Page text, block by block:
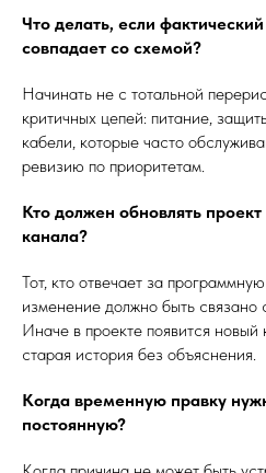
Что делать, если
совпадает со схемой?
Начинать не с тотальной
критичных цепей: питание,
кабели, которые часто
ревизию по приоритетам.
Кто должен обновлять
канала?
Тот, кто отвечает за
изменение должно быть связано
Иначе в проекте появится новый
старая история без объяснения.
Когда временную правку
постоянную?